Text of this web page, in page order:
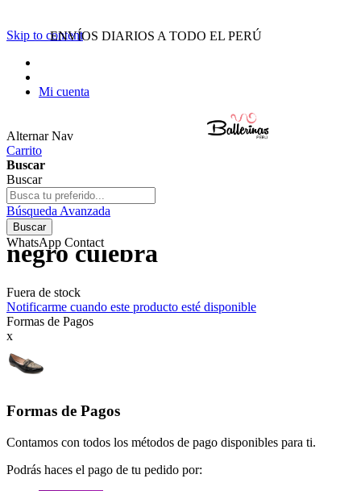
Skip to content
Mi cuenta
ENVÍOS DIARIOS A TODO EL PERÚ
Alternar Nav
Carrito
Buscar
Buscar
Búsqueda Avanzada
Buscar
WhatsApp Contact
Inicio
Zapatillas
Ofertas
WhatsApp922 616 726
BALLERINAS - Código: V802
negro culebra
Fuera de stock
Notificarme cuando este producto esté disponible
Formas de Pagos
x
Formas de Pagos
Contamos con todos los métodos de pago disponibles para ti.
Podrás haces el pago de tu pedido por: